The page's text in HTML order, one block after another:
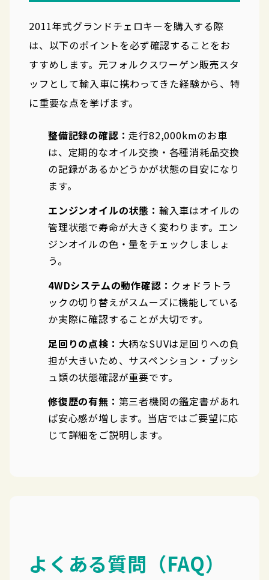
2011年式グランドチェロキーを購入する際
は、以下のポイントを必ず確認することをお
すすめします。元フォルクスワーゲン販売スタ
ッフとして輸入車に携わってきた経験から、特
に重要な点を挙げます。
整備記録の確認：走行82,000kmのお車
は、定期的なオイル交換・各種消耗品交換
の記録があるかどうかが状態の目安になり
ます。
エンジンオイルの状態： 輸入車はオイルの
管理状態で寿命が大きく変わります。エン
ジンオイルの色・量をチェックしましょ
う。
4WDシステムの動作確認： クォドラトラ
ックの切り替えがスムーズに機能している
か実際に確認することが大切です。
足回りの点検： 大柄なSUVは足回りへの負
担が大きいため、サスペンション・ブッシ
ュ類の状態確認が重要です。
修復歴の有無： 第三者機関の鑑定書があれ
ば安心感が増します。当店ではご要望に応
じて詳細をご説明します。
よくある質問（FAQ）